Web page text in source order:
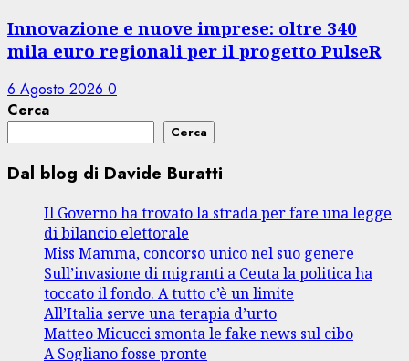
Innovazione e nuove imprese: oltre 340
mila euro regionali per il progetto PulseR
6 Agosto 2026 0
Cerca
Cerca
Dal blog di Davide Buratti
Il Governo ha trovato la strada per fare una legge
di bilancio elettorale
Miss Mamma, concorso unico nel suo genere
Sull’invasione di migranti a Ceuta la politica ha
toccato il fondo. A tutto c’è un limite
All’Italia serve una terapia d’urto
Matteo Micucci smonta le fake news sul cibo
A Sogliano fosse pronte